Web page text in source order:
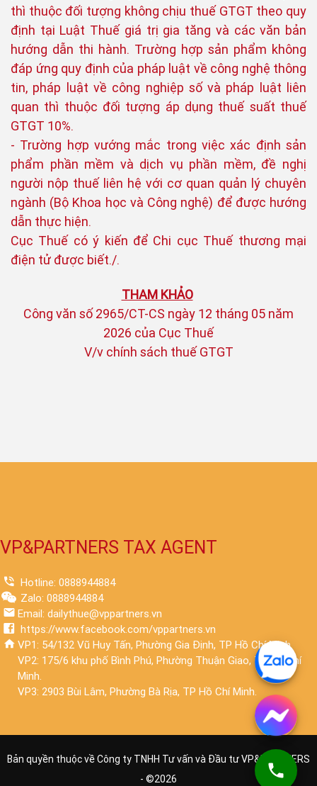
thì thuộc đối tượng không chịu thuế GTGT theo quy
định tại Luật Thuế giá trị gia tăng và các văn bản
hướng dẫn thi hành. Trường hợp sản phẩm không
đáp ứng quy định của pháp luật về công nghệ thông
tin, pháp luật về công nghiệp số và pháp luật liên
quan thì thuộc đối tượng áp dụng thuế suất thuế
GTGT 10%.
- Trường hợp vướng mắc trong việc xác định sản
phẩm phần mềm và dịch vụ phần mềm, đề nghị
người nộp thuế liên hệ với cơ quan quản lý chuyên
ngành (Bộ Khoa học và Công nghệ) để được hướng
dẫn thực hiện.
Cục Thuế có ý kiến để Chi cục Thuế thương mại
điện tử được biết./.
THAM KHẢO
Công văn số 2965/CT-CS ngày 12 tháng 05 năm
2026 của Cục Thuế
V/v chính sách thuế GTGT
VP&PARTNERS TAX AGENT
Hotline: 0888944884
Zalo: 0888944884
Email: dailythue@vppartners.vn
https://www.facebook.com/vppartners.vn
VP1: 54/132 Vũ Huy Tấn, Phường Gia Định, TP Hồ Chí Minh.
VP2: 175/6 khu phố Bình Phú, Phường Thuận Giao, TP Hồ Chí
Minh.
VP3: 2903 Bùi Lâm, Phường Bà Rịa, TP Hồ Chí Minh.
Bản quyền thuộc về Công ty TNHH Tư vấn và Đầu tư VP&PARTNERS
- ©2026